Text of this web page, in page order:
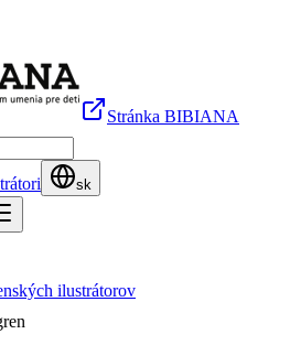
Stránka BIBIANA
sk
ilustrátorov